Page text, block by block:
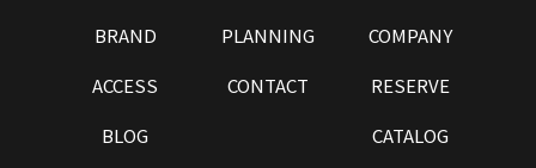
BRAND
PLANNING
COMPANY
ACCESS
CONTACT
RESERVE
BLOG
CATALOG